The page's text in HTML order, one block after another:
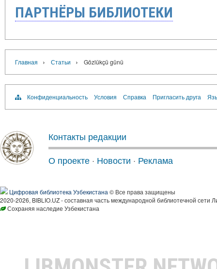
ПАРТНЁРЫ БИБЛИОТЕКИ
Главная › Статьи › Gözlükçü günü
Конфиденциальность Условия Справка Пригласить друга
Контакты редакции
О проекте · Новости · Реклама
Цифровая библиотека Узбекистана © Все права защищены
2020-2026, BIBLIO.UZ - составная часть международной библиотечной сети
Сохраняя наследие Узбекистана